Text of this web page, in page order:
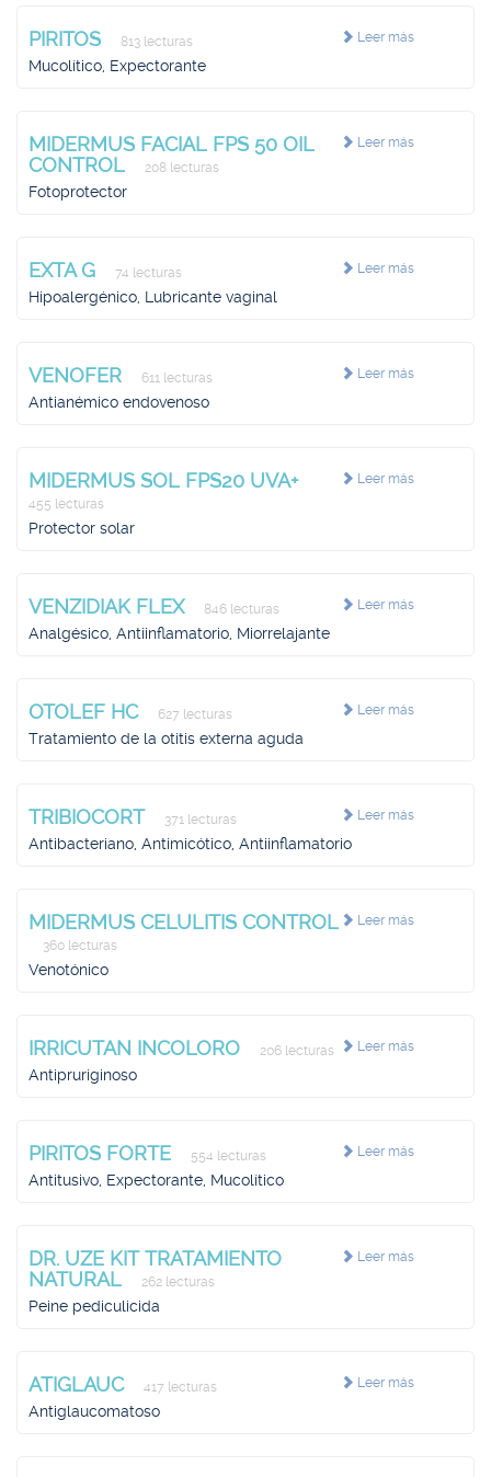
Leer más
PIRITOS 813 lecturas
Mucolítico, Expectorante
Leer más
MIDERMUS FACIAL FPS 50 OIL
CONTROL
208 lecturas
Fotoprotector
Leer más
EXTA G 74 lecturas
Hipoalergénico, Lubricante vaginal
Leer más
VENOFER 611 lecturas
Antianémico endovenoso
Leer más
MIDERMUS SOL FPS20 UVA+
455 lecturas
Protector solar
Leer más
VENZIDIAK FLEX 846 lecturas
Analgésico, Antiinflamatorio, Miorrelajante
Leer más
OTOLEF HC 627 lecturas
Tratamiento de la otitis externa aguda
Leer más
TRIBIOCORT 371 lecturas
Antibacteriano, Antimicótico, Antiinflamatorio
Leer más
MIDERMUS CELULITIS CONTROL
360 lecturas
Venotónico
Leer más
IRRICUTAN INCOLORO 206 lecturas
Antipruriginoso
Leer más
PIRITOS FORTE 554 lecturas
Antitusivo, Expectorante, Mucolítico
Leer más
DR. UZE KIT TRATAMIENTO
NATURAL
262 lecturas
Peine pediculicida
Leer más
ATIGLAUC 417 lecturas
Antiglaucomatoso